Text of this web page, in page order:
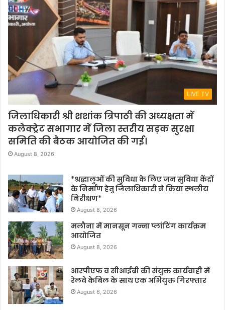
LIVE TV
जिलाधिकारी श्री शशांक त्रिपाठी की अध्यक्षता में
कलेक्ट्रेट सभागार में जिला स्तरीय सड़क सुरक्षा
समिति की बैठक आयोजित की गई।
August 8, 2026
*श्रद्धालुओं की सुविधा के लिए जन सुविधा केंद्रों
के निर्माण हेतु जिलाधिकारी ने किया स्थलीय
निरीक्षण*
August 8, 2026
मलौना में मानसून गन्ना प्लांटिंग कार्यक्रम
आयोजित
August 8, 2026
आरपीएफ व सीआईबी की संयुक्त कार्यवाही में
रेलवे केबिल के साथ एक अभियुक्त गिरफ्तार
August 6, 2026